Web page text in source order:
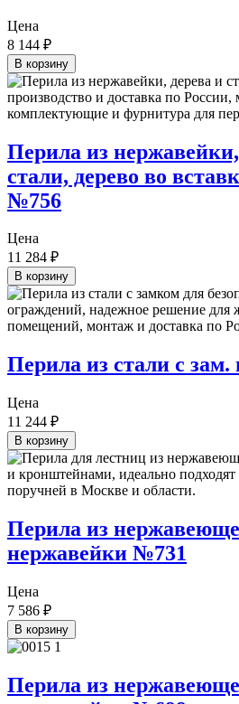
Цена
8 144 ₽
В корзину
Перила из
стали, дерево во
№756
Цена
11 284 ₽
В корзину
Перила из стали с зам.
Цена
11 244 ₽
В корзину
Перила из
нержавейки №731
Цена
7 586 ₽
В корзину
Перила из